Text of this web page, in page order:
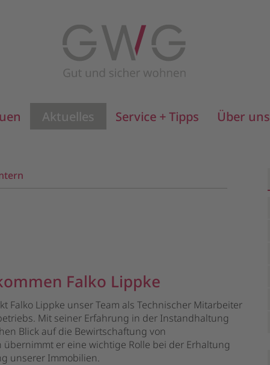
Aktuelles Service + Tipps Über uns
Falko Lippke
Falko Lippke unser Team als Technischer Mitarbeiter
Mit seiner Erfahrung in der Instandhaltung
Blick auf die Bewirtschaftung von
er eine wichtige Rolle bei der Erhaltung
unserer Immobilien.